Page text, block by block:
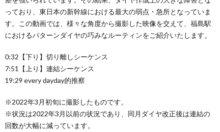
っており、東日本の新幹線における最大の弱点・急所となっていま
す。この動画では、様々な角度から撮影した映像を交えて、福島駅
におけるパターンダイヤの巧みなルーティンをご紹介いたします。
0:32【下り】切り離しシーケンス
7:51【上り】連結シーケンス
19:29 every dayday的推察
※2022年3月初旬に撮影したものです。
※状況は2022年3月以前の状況であり、同月ダイヤ改正後は連結の
回数が大幅に減っています。